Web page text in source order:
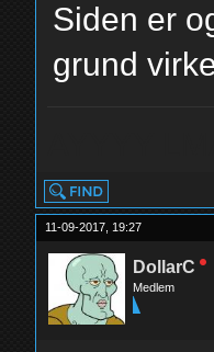
Siden er
grund
11-09-2017, 19:27
DollarC
Medlem